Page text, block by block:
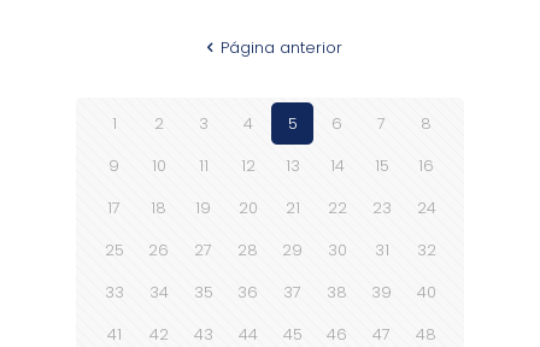
Página anterior
1 2 3 4 5 6 7
8
9
10 11 12 13 14 15
16
17
18 19 20 21 22 23
24
25
26 27 28 29 30 31
32
33
34 35 36 37 38 39
40
41
42 43 44 45 46 47
48